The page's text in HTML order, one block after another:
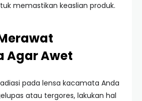
memastikan keaslian produk.
Agar Awet
pada lensa kacamata Anda
atau tergores, lakukan hal